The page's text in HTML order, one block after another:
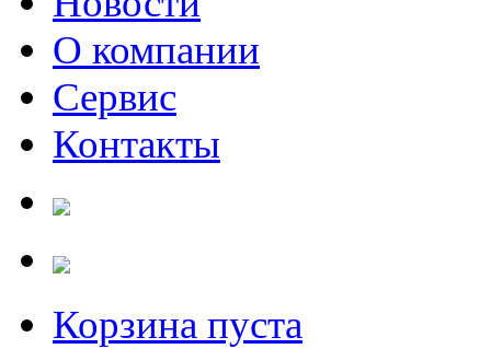
О компании
Сервис
Контакты
Корзина пуста